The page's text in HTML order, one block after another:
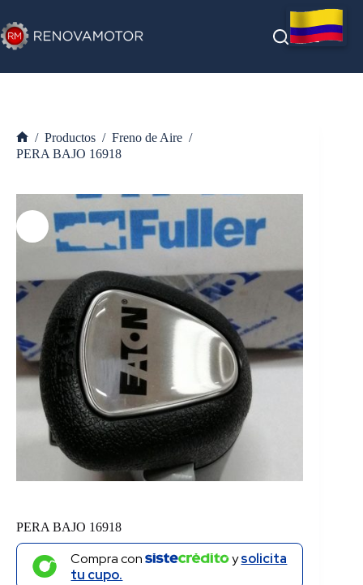
al
contenido
Inicio
/ Productos / Freno de Aire /
PERA BAJO 16918
PERA BAJO 16918
Compra con ysolicita
tu cupo.